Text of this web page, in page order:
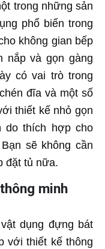
trong những sản
phổ biến trong
không gian bếp
nắp và gọn gàng
có vai trò trong
đĩa và một số
thiết kế nhỏ gọn
do thích hợp cho
sẽ không cần
đặt tủ nữa.
minh
dụng đựng bát
với thiết kế thông